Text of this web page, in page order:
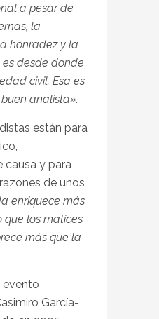
a pesar de
la
honradez y la
desde donde
civil. Esa es
analista».
están para
causa y para
de unos
enriquece más
que los matices
más que la
evento
García-